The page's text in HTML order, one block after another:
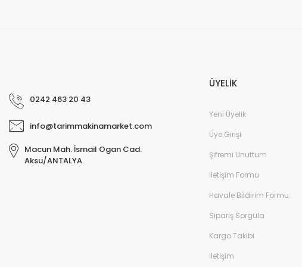
0242 463 20 43
info@tarimmakinamarket.com
Macun Mah. İsmail Ogan Cad.
Aksu/ANTALYA
ÜYELİK
Yeni Üyelik
Üye Girişi
Şifremi Unuttum
İletişim Formu
Havale Bildirim Formu
Sipariş Sorgula
Kargo Takibi
İletişim